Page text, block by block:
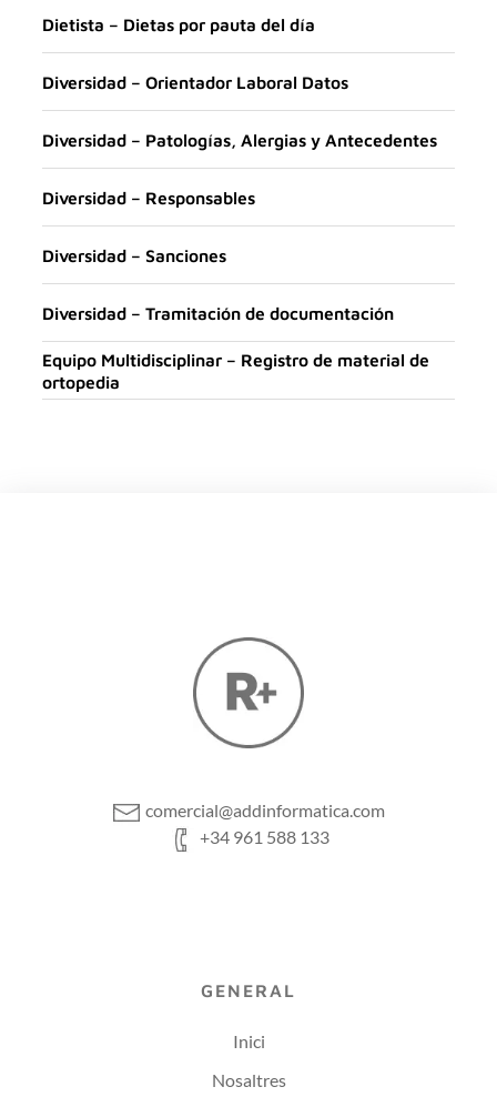
Dietista – Dietas por pauta del día
Diversidad – Orientador Laboral Datos
Diversidad – Patologías, Alergias y Antecedentes
Diversidad – Responsables
Diversidad – Sanciones
Diversidad – Tramitación de documentación
Equipo Multidisciplinar – Registro de material de
ortopedia
comercial@addinformatica.com
+34 961 588 133
GENERAL
Inici
Nosaltres